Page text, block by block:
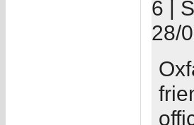
6 |
28/